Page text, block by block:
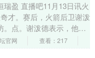
瑞盈 直播吧11月13日讯火
才。赛后，火箭后卫谢泼
。点。谢泼德表示，他新
适应NBA节奏，等待更
官网 查看：217